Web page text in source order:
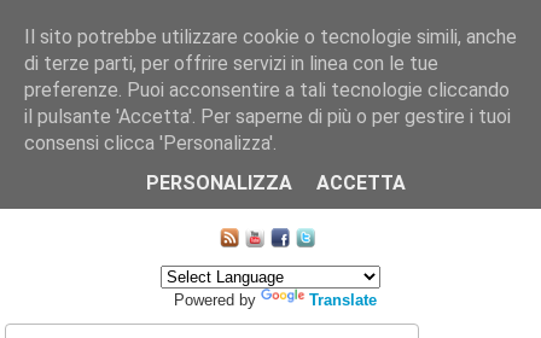
CHI SIAMO LE SEZIONI ASSICURGRANDA
ISCRIZIONE L'AVVOCATO RISPONDE SONDAGGI
Powered by Translate
Il sito potrebbe utilizzare cookie o tecnologie simili, anche
di terze parti, per offrire servizi in linea con le tue
preferenze. Puoi acconsentire a tali tecnologie cliccando
il pulsante 'Accetta'. Per saperne di più o per gestire i tuoi
consensi clicca 'Personalizza'.
PERSONALIZZA
ACCETTA